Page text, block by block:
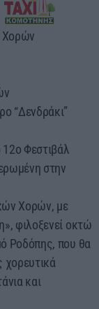
Χορών
“Δενδράκι”
Φεστιβάλ
στην
Χορών, με
φιλοξενεί οκτώ
Ροδόπης, που θα
χορευτικά
και